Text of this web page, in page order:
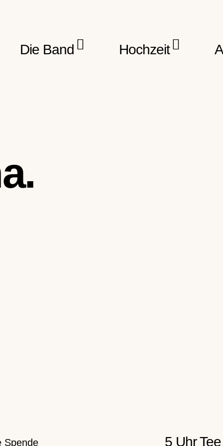
Die Band Hochzeit
Spende 5 Uhr